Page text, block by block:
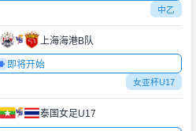
中乙
上海海港B队
即将开始
女亚杯U17
泰国女足U17